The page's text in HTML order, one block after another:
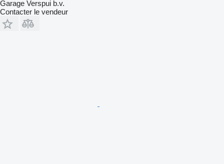
Garage Verspui b.v.
Contacter le vendeur